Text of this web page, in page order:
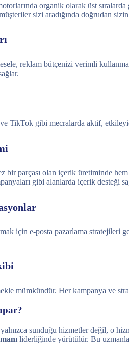
organik olarak üst
sizi aradığında doğrudan
reklam bütçenizi verimli
TikTok gibi mecralarda aktif,
bir parçası olan içerik üretiminde
gibi alanlarda içerik desteği
için e-posta pazarlama
mümkündür. Her kampanya ve
sunduğu hizmetler değil, o
liderliğinde yürütülür. Bu